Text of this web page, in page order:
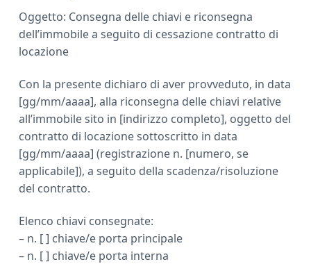
Oggetto: Consegna delle chiavi e riconsegna
dell’immobile a seguito di cessazione contratto di
locazione
Con la presente dichiaro di aver provveduto, in data
[gg/mm/aaaa], alla riconsegna delle chiavi relative
all’immobile sito in [indirizzo completo], oggetto del
contratto di locazione sottoscritto in data
[gg/mm/aaaa] (registrazione n. [numero, se
applicabile]), a seguito della scadenza/risoluzione
del contratto.
Elenco chiavi consegnate:
– n. [ ] chiave/e porta principale
– n. [ ] chiave/e porta interna